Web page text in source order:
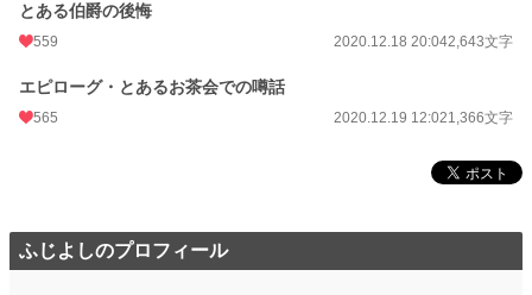
累計ポイント 575,356 pt (9,318 位)
とある伯爵の後悔
559 2020.12.18 20:042,643文字
エピローグ・とあるお茶会での噂話
565 2020.12.19 12:021,366文字
ふじよしのプロフィール